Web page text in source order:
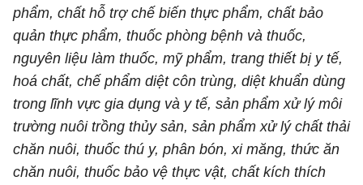
phẩm, chất hỗ trợ chế biến thực phẩm, chất bảo
quản thực phẩm, thuốc phòng bệnh và thuốc,
nguyên liệu làm thuốc, mỹ phẩm, trang thiết bị y tế,
hoá chất, chế phẩm diệt côn trùng, diệt khuẩn dùng
trong lĩnh vực gia dụng và y tế, sản phẩm xử lý môi
trường nuôi trồng thủy sản, sản phẩm xử lý chất thải
chăn nuôi, thuốc thú y, phân bón, xi măng, thức ăn
chăn nuôi, thuốc bảo vệ thực vật, chất kích thích